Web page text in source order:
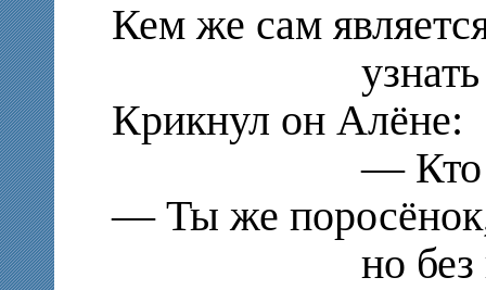
Кем же сам
узнать он
Крикнул он Алёне:
— Кто же,
— Ты же
но без